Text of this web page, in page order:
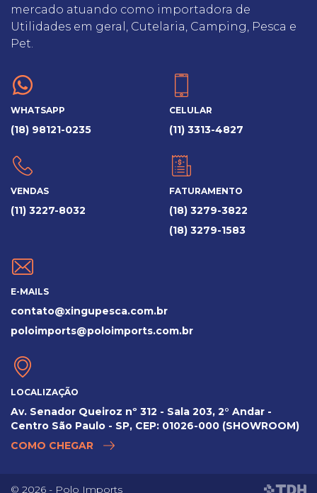
mercado atuando como importadora de
Utilidades em geral, Cutelaria, Camping, Pesca e
Pet.
WHATSAPP
(18) 98121-0235
CELULAR
(11) 3313-4827
VENDAS
(11) 3227-8032
FATURAMENTO
(18) 3279-3822
(18) 3279-1583
E-MAILS
contato@xingupesca.com.br
poloimports@poloimports.com.br
LOCALIZAÇÃO
Av. Senador Queiroz nº 312 - Sala 203, 2° Andar -
Centro São Paulo - SP, CEP: 01026-000 (SHOWROOM)
COMO CHEGAR
© 2026 - Polo Imports